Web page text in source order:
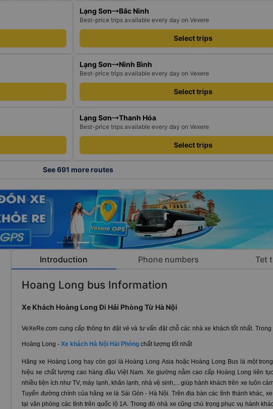
Lạng Sơn Bắc Ninh
Best-price trips available every day on Vexere
Select trips
Lạng Sơn Ninh Bình
Best-price trips available every day on Vexere
Select trips
Lạng Sơn Thanh Hóa
Best-price trips available every day on Vexere
Select trips
See 691 more routes
Introduction Phone numbers Tet
Hoang Long bus Information
Xe Khách Hoàng Long Đi Hải Phòng Từ Hà Nội
VeXeRe.com cung cấp thông tin đặt vé và tư vấn đặt chỗ các nhà xe khách tốt nhất.
Hoàng Long - Xe khách Hà Nội Hải Phòng chất lượng tốt nhất
Hãng xe Hoàng Long hay còn gọi là Hoàng Long Asia hoặc Hoàng Long Bus là một
hiệu xe chất lượng cao hàng đầu Việt Nam. Xe giường nằm cao cấp Hoàng Long liên
nhiều tiện ích như TV, máy lạnh, khăn lạnh, nhà vệ sinh,... giúp hành khách trên xe luôn
Tuyến đường chính của hãng xe là Sài Gòn - Hà Nội. Trên địa bàn các tỉnh thành khác,
tại văn phòng các tỉnh trên quốc lộ 1A. Trong đó nhà xe cũng chú trọng phục vụ hành